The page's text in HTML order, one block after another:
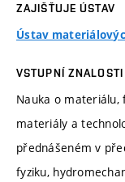
ZAJIŠŤUJE ÚSTAV
Ústav
VSTUPNÍ ZNALOSTI
Nauka o
materiály a
přednášeném v
fyziku,